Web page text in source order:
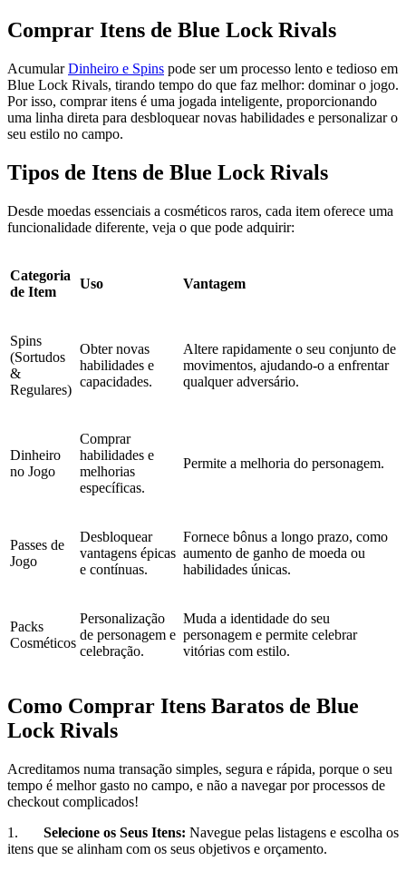
Comprar Itens de Blue Lock Rivals
AcumularDinheiro e Spins pode ser um processo lento e tedioso em
Blue Lock Rivals, tirando tempo do que faz melhor: dominar o jogo.
Por isso, comprar itens é uma jogada inteligente, proporcionando
uma linha direta para desbloquear novas habilidades e personalizar o
seu estilo no campo.
Tipos de Itens de Blue Lock Rivals
Desde moedas essenciais a cosméticos raros, cada item oferece uma
funcionalidade diferente, veja o que pode adquirir:
Categoria
de Item
Uso Vantagem
Spins
(Sortudos
&
Regulares)
Obter novas
habilidades e
capacidades.
Altere rapidamente o seu conjunto de
movimentos, ajudando-o a enfrentar
qualquer adversário.
Dinheiro
no Jogo
Comprar
habilidades e
melhorias
específicas.
Permite a melhoria do personagem.
Passes de
Jogo
Desbloquear
vantagens épicas
e contínuas.
Fornece bônus a longo prazo, como
aumento de ganho de moeda ou
habilidades únicas.
Packs
Cosméticos
Personalização
de personagem e
celebração.
Muda a identidade do seu
personagem e permite celebrar
vitórias com estilo.
Como Comprar Itens Baratos de Blue
Lock Rivals
Acreditamos numa transação simples, segura e rápida, porque o seu
tempo é melhor gasto no campo, e não a navegar por processos de
checkout complicados!
1. Selecione os Seus Itens: Navegue pelas listagens e escolha os
itens que se alinham com os seus objetivos e orçamento.